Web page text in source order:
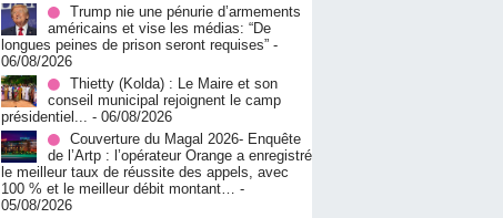
Trump nie une pénurie d’armements
américains et vise les médias: “De
longues peines de prison seront requises” -
06/08/2026
‎Thietty (Kolda) : Le Maire et son
conseil municipal rejoignent le camp
présidentiel... - 06/08/2026
Couverture du Magal 2026- Enquête
de l’Artp : l’opérateur Orange a enregistré
le meilleur taux de réussite des appels, avec
100 % et le meilleur débit montant… -
05/08/2026